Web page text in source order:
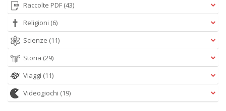
Raccolte PDF (43)
Religioni (6)
Scienze (11)
Storia (29)
Viaggi (11)
Videogiochi (19)